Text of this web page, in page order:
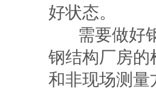
好状态。
需要做好
钢结构厂房的
和非现场测量